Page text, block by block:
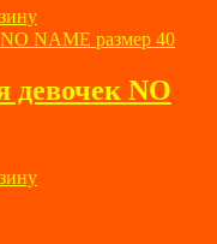
девочек NO